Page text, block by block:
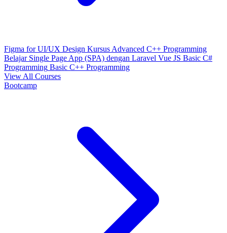
Figma for UI/UX Design Kursus Advanced C++ Programming
Belajar Single Page App (SPA) dengan Laravel Vue JS Basic C#
Programming Basic C++ Programming
View All Courses
Bootcamp